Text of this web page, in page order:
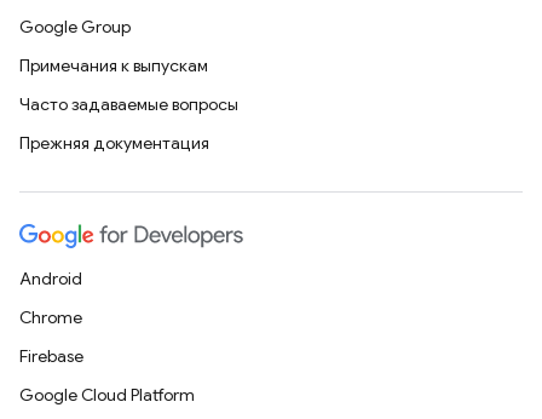
Google Group
Примечания к выпускам
Часто задаваемые вопросы
Прежняя документация
Android
Chrome
Firebase
Google Cloud Platform